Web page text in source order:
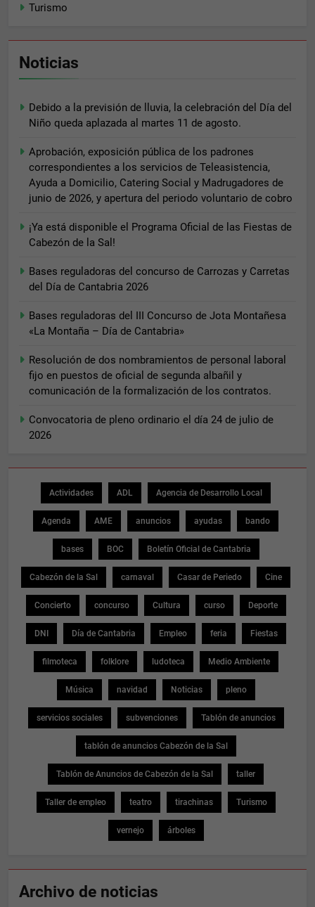
Turismo
Noticias
Debido a la previsión de lluvia, la celebración del Día del
Niño queda aplazada al martes 11 de agosto.
Aprobación, exposición pública de los padrones
correspondientes a los servicios de Teleasistencia,
Ayuda a Domicilio, Catering Social y Madrugadores de
junio de 2026, y apertura del periodo voluntario de cobro
¡Ya está disponible el Programa Oficial de las Fiestas de
Cabezón de la Sal!
Bases reguladoras del concurso de Carrozas y Carretas
del Día de Cantabria 2026
Bases reguladoras del III Concurso de Jota Montañesa
«La Montaña – Día de Cantabria»
Resolución de dos nombramientos de personal laboral
fijo en puestos de oficial de segunda albañil y
comunicación de la formalización de los contratos.
Convocatoria de pleno ordinario el día 24 de julio de
2026
Actividades ADL Agencia de Desarrollo Local
Agenda AME anuncios ayudas bando
bases BOC Boletín Oficial de Cantabria
Cabezón de la Sal carnaval Casar de Periedo Cine
Concierto concurso Cultura curso Deporte
DNI Día de Cantabria Empleo feria Fiestas
filmoteca folklore ludoteca Medio Ambiente
Música navidad Noticias pleno
servicios sociales subvenciones Tablón de anuncios
tablón de anuncios Cabezón de la Sal
Tablón de Anuncios de Cabezón de la Sal taller
Taller de empleo teatro tirachinas Turismo
vernejo árboles
Archivo de noticias